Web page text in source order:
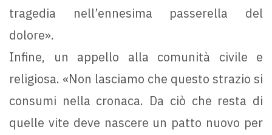
tragedia nell’ennesima passerella del
dolore».
Infine, un appello alla comunità civile e
religiosa. «Non lasciamo che questo strazio si
consumi nella cronaca. Da ciò che resta di
quelle vite deve nascere un patto nuovo per